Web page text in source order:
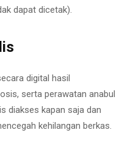
dapat dicetak).
digital hasil
serta perawatan anabul
diakses kapan saja dan
kehilangan berkas.